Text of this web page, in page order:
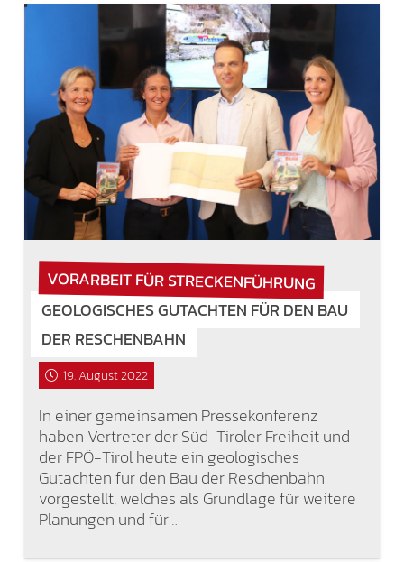
VORARBEIT FÜR STRECKENFÜHRUNG
GEOLOGISCHES GUTACHTEN FÜR DEN BAU
DER RESCHENBAHN
19. August 2022
In einer gemeinsamen Pressekonferenz
haben Vertreter der Süd-Tiroler Freiheit und
der FPÖ-Tirol heute ein geologisches
Gutachten für den Bau der Reschenbahn
vorgestellt, welches als Grundlage für weitere
Planungen und für…